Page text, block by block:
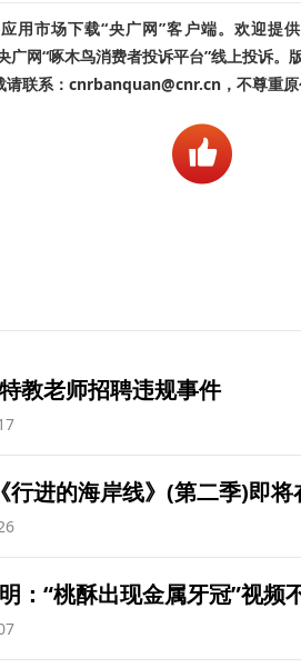
用市场下载“央广网”客户端。欢迎提
广网“啄木鸟消费者投诉平台”线上投诉。
联系：cnrbanquan@cnr.cn，不尊重原
教老师招聘违规事件
行进的海岸线》(第二季)即将
：“桃酥出现金属牙冠”视频